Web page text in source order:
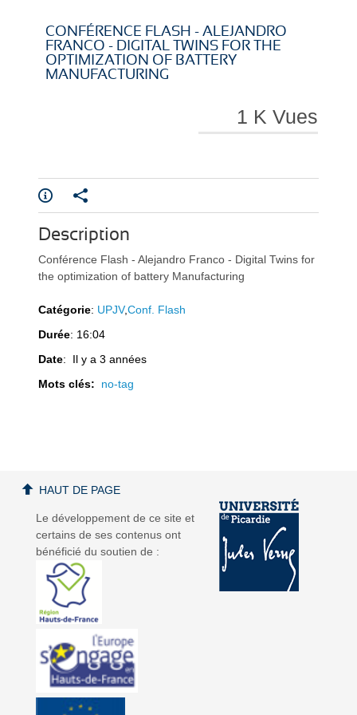
i
r
e
v
i
r
e
v
CONFÉRENCE FLASH - ALEJANDRO
FRANCO - DIGITAL TWINS FOR THE
OPTIMIZATION OF BATTERY
MANUFACTURING
1 K Vues
Description
Conférence Flash - Alejandro Franco - Digital Twins for
the optimization of battery Manufacturing
Catégorie: UPJV,Conf. Flash
Durée: 16:04
Date: Il y a 3 années
Mots clés: no-tag
Le développement de ce site et
certains de ses contenus ont
bénéficié du soutien de :
HAUT DE PAGE